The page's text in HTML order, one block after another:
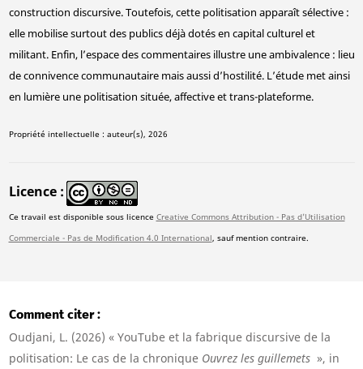
construction discursive. Toutefois, cette politisation apparaît sélective :
elle mobilise surtout des publics déjà dotés en capital culturel et
militant. Enfin, l’espace des commentaires illustre une ambivalence : lieu
de connivence communautaire mais aussi d’hostilité. L’étude met ainsi
en lumière une politisation située, affective et trans-plateforme.
Propriété intellectuelle : auteur(s), 2026
Licence
Ce travail est disponible sous licence Creative Commons Attribution - Pas d'Utilisation
Commerciale - Pas de Modification 4.0 International, sauf mention contraire.
Comment citer
Oudjani, L. (2026) « YouTube et la fabrique discursive de la
politisation: Le cas de la chronique Ouvrez les guillemets», in